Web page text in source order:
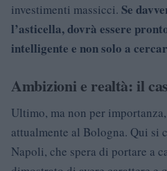
investimenti massicci. Se
l’asticella, dovrà essere
intelligente e non solo a
Ambizioni e realtà: il
Ultimo, ma non per
attualmente al Bologna. Qui si
Napoli, che spera di portare a